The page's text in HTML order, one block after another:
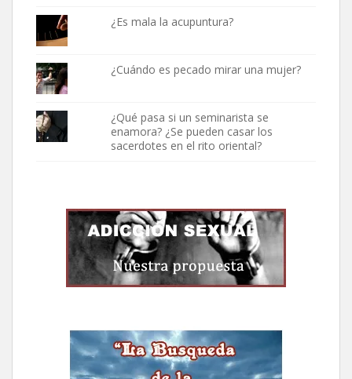
¿Es mala la acupuntura?
¿Cuándo es pecado mirar una mujer?
¿Qué pasa si un seminarista se
enamora? ¿Se pueden casar los
sacerdotes en el rito oriental?